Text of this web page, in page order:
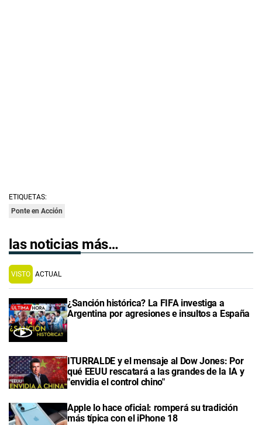
ETIQUETAS:
Ponte en Acción
las noticias más…
VISTO ACTUAL
¿Sanción histórica? La FIFA investiga a
Argentina por agresiones e insultos a España
ITURRALDE y el mensaje al Dow Jones: Por
qué EEUU rescatará a las grandes de la IA y
"envidia el control chino"
Apple lo hace oficial: romperá su tradición
más típica con el iPhone 18